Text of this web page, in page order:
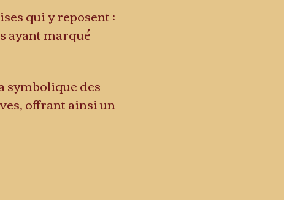
qui y reposent :
ayant marqué
symbolique des
offrant ainsi un